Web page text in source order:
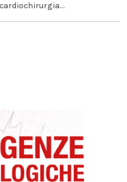
cardiochirurgia...